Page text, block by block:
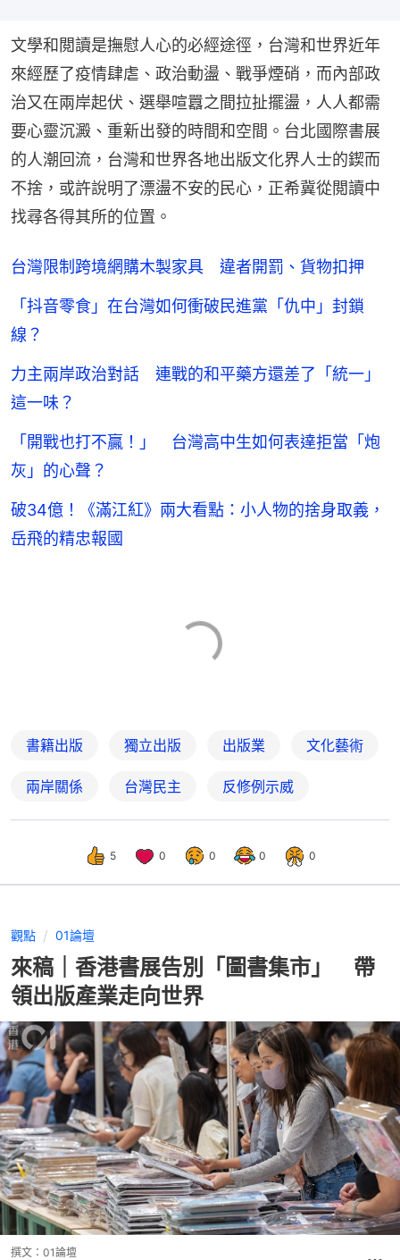
文學和閲讀是撫慰人心的必經途徑，台灣和世界近年
來經歷了疫情肆虐、政治動盪、戰爭煙硝，而內部政
治又在兩岸起伏、選舉喧囂之間拉扯擺盪，人人都需
要心靈沉澱、重新出發的時間和空間。台北國際書展
的人潮回流，台灣和世界各地出版文化界人士的鍥而
不捨，或許說明了漂盪不安的民心，正希冀從閲讀中
找尋各得其所的位置。
台灣限制跨境網購木製家具 違者開罰、貨物扣押
「抖音零食」在台灣如何衝破民進黨「仇中」封鎖
線？
力主兩岸政治對話 連戰的和平藥方還差了「統一」
這一味？
「開戰也打不贏！」 台灣高中生如何表達拒當「炮
灰」的心聲？
破34億！《滿江紅》兩大看點：小人物的捨身取義，
岳飛的精忠報國
書籍出版 獨立出版 出版業 文化藝術
兩岸關係 台灣民主 反修例示威
5 0 0 0 0
觀點 01論壇
來稿｜香港書展告別「圖書集市」 帶
領出版產業走向世界
撰文： 01論壇